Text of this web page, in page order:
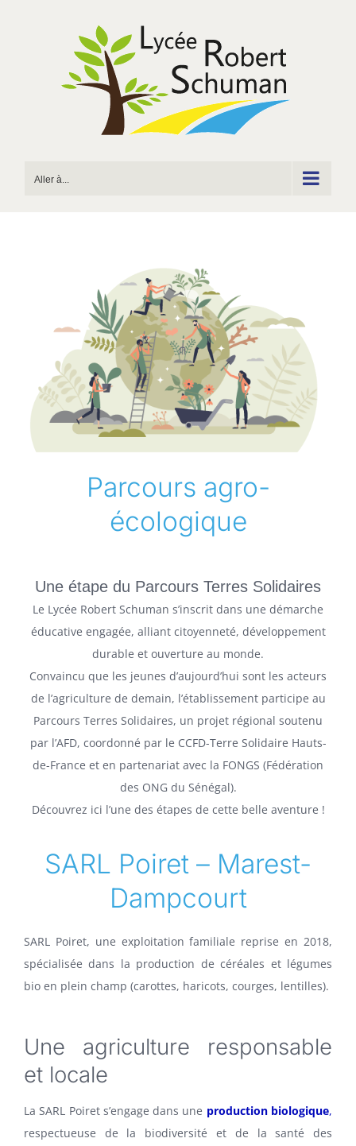
Aller à...
Parcours agro-
écologique
Une étape du Parcours Terres Solidaires
Le Lycée Robert Schuman s’inscrit dans une démarche
éducative engagée, alliant citoyenneté, développement
durable et ouverture au monde.
Convaincu que les jeunes d’aujourd’hui sont les acteurs
de l’agriculture de demain, l’établissement participe au
Parcours Terres Solidaires, un projet régional soutenu
par l’AFD, coordonné par le CCFD-Terre Solidaire Hauts-
de-France et en partenariat avec la FONGS (Fédération
des ONG du Sénégal).
Découvrez ici l’une des étapes de cette belle aventure !
SARL Poiret – Marest-
Dampcourt
SARL Poiret, une exploitation familiale reprise en 2018,
spécialisée dans la production de céréales et légumes
bio en plein champ (carottes, haricots, courges, lentilles).
Une agriculture responsable
et locale
La SARL Poiret s’engage dans une production biologique,
respectueuse de la biodiversité et de la santé des